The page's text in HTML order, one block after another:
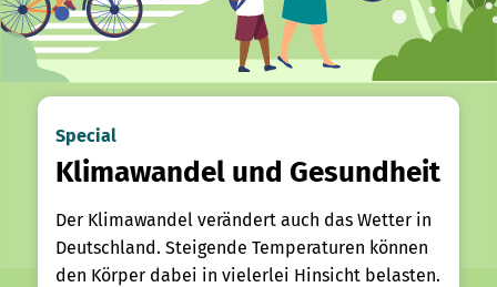
Special
Klimawandel und Gesundheit
Der Klimawandel verändert auch das Wetter in
Deutschland. Steigende Temperaturen können
den Körper dabei in vielerlei Hinsicht belasten.